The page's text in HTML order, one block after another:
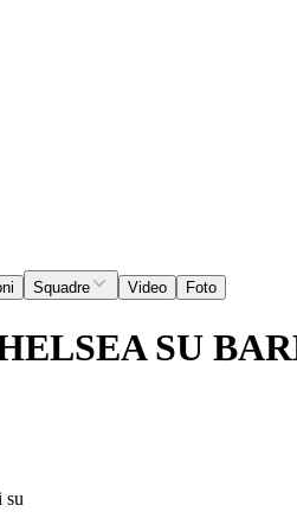
Squadre Video Foto
SU
su